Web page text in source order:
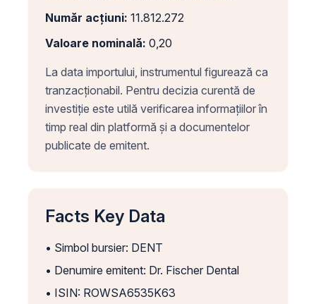
Număr acțiuni: 11.812.272
Valoare nominală: 0,20
La data importului, instrumentul figurează ca
tranzacționabil. Pentru decizia curentă de
investiție este utilă verificarea informațiilor în
timp real din platformă și a documentelor
publicate de emitent.
Facts Key Data
• Simbol bursier: DENT
• Denumire emitent: Dr. Fischer Dental
• ISIN: ROWSA6535K63